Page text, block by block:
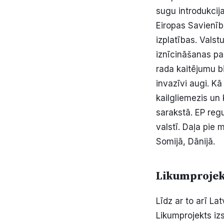
sugu
Eiropas
izplatības.
iznīcināšanas
rada kaitējumu
invazīvi augi.
kailgliemezis
sarakstā. EP
valstī. Daļa pie
Somijā, Dānijā.
Līdz ar to arī
Likumprojekts